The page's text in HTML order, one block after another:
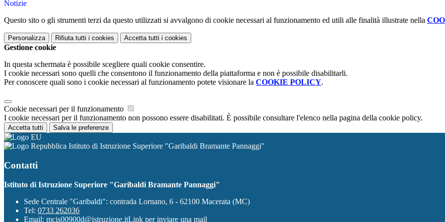
Notizie
Questo sito o gli strumenti terzi da questo utilizzati si avvalgono di cookie necessari al funzionamento ed utili alle finalità illustrate nella
Personalizza Rifiuta tutti i cookies Accetta tutti i cookies
Gestione cookie
In questa schermata è possibile scegliere quali cookie consentire.
I cookie necessari sono quelli che consentono il funzionamento della piattaforma e non è possibile disabilitarli.
Per conoscere quali sono i cookie necessari al funzionamento potete visionare la COOKIE POLICY.
Cookie necessari per il funzionamento
I cookie necessari per il funzionamento non possono essere disabilitati. È possibile consultare l'elenco nella pagina della cookie policy.
Accetta tutti Salva le preferenze
Istituto di Istruzione Superiore "Garibaldi Bramante Pannaggi"
Contatti
Istituto di Istruzione Superiore "Garibaldi Bramante Pannaggi"
Sede Centrale "Garibaldi": contrada Lornano, 6 - 62100 Macerata (MC)
Tel: 0733 262036
Email: mcis00900d@istruzione.itLink per inviare una mail